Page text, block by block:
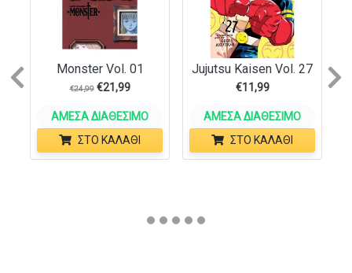
Monster Vol. 01
€24,99 €21,99
ΆΜΕΣΑ ΔΙΑΘΈΣΙΜΟ
ΣΤΟ ΚΑΛΆΘΙ
Jujutsu Kaisen Vol. 27
€11,99
ΆΜΕΣΑ ΔΙΑΘΈΣΙΜΟ
ΣΤΟ ΚΑΛΆΘΙ
Previous